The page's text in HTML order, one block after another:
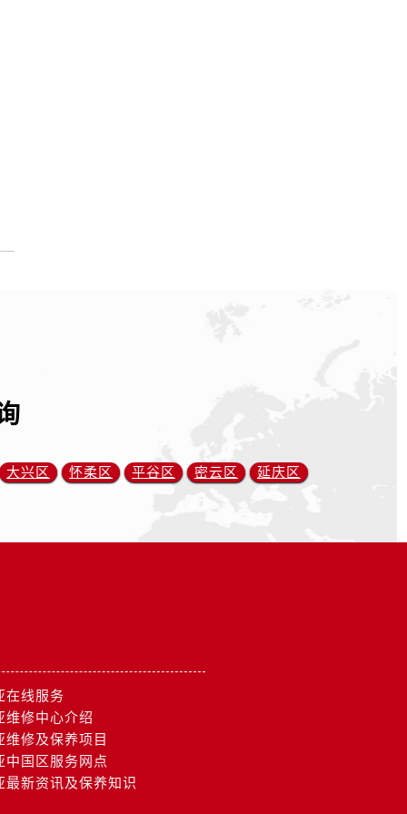
大兴区 怀柔区 平谷区 密云区 延庆区
在线服务
维修中心介绍
维修及保养项目
中国区服务网点
最新资讯及保养知识